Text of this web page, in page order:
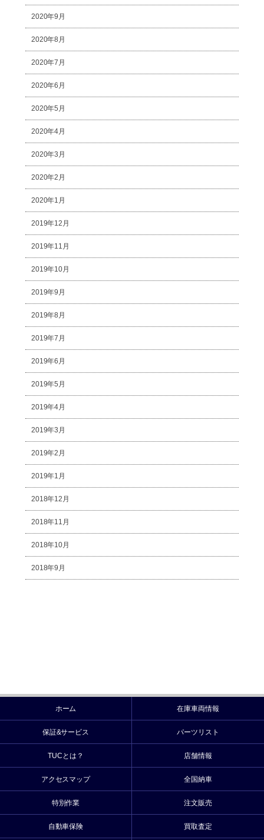
2020年9月
2020年8月
2020年7月
2020年6月
2020年5月
2020年4月
2020年3月
2020年2月
2020年1月
2019年12月
2019年11月
2019年10月
2019年9月
2019年8月
2019年7月
2019年6月
2019年5月
2019年4月
2019年3月
2019年2月
2019年1月
2018年12月
2018年11月
2018年10月
2018年9月
ホーム 在庫車両情報
保証&サービス パーツリスト
TUCとは？ 店舗情報
アクセスマップ 全国納車
特別作業 注文販売
自動車保険 買取査定